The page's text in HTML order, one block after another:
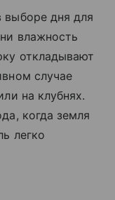
дня для
влажность
откладывают
случае
на клубнях.
когда земля
легко